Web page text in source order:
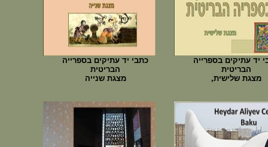
כתבי יד עתיקים בספרייה
הבריטית
מצגת שנייה
יד עתיקים בספרייה
הבריטית
מצגת שלישית,